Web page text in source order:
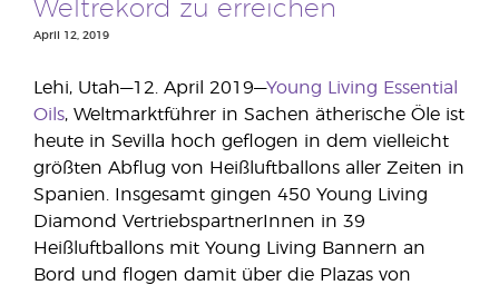
Weltrekord zu erreichen
April 12, 2019
Lehi, Utah—12. April 2019—Young Living Essential
Oils, Weltmarktführer in Sachen ätherische Öle ist
heute in Sevilla hoch geflogen in dem vielleicht
größten Abflug von Heißluftballons aller Zeiten in
Spanien. Insgesamt gingen 450 Young Living
Diamond VertriebspartnerInnen in 39
Heißluftballons mit Young Living Bannern an
Bord und flogen damit über die Plazas von